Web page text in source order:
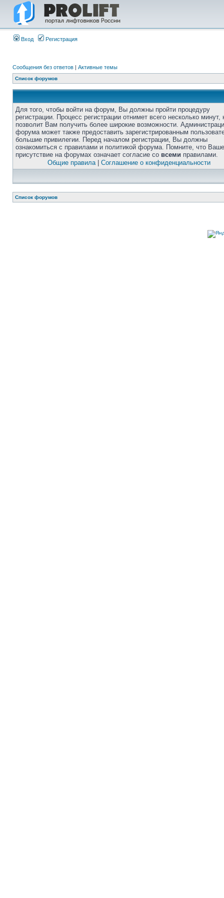
Вход Регистрация
Сообщения без ответов | Активные темы
Список форумов
Для того, чтобы войти на форум, Вы должны пройти процедуру
регистрации. Процесс регистрации отнимет всего несколько минут,
позволит Вам получить более широкие возможности.
форума может также предоставить зарегистрированным
большие привилегии. Перед началом регистрации, Вы должны
ознакомиться с правилами и политикой форума. Помните, что Ваше
присутствие на форумах означает согласие со всеми правилами.
Общие правила| Соглашение о конфиденциальности
Список форумов